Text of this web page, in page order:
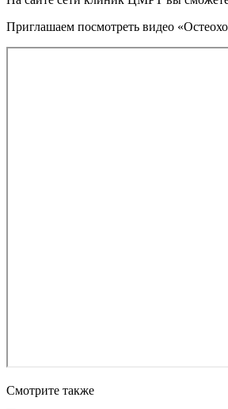
Приглашаем посмотреть видео
Смотрите также